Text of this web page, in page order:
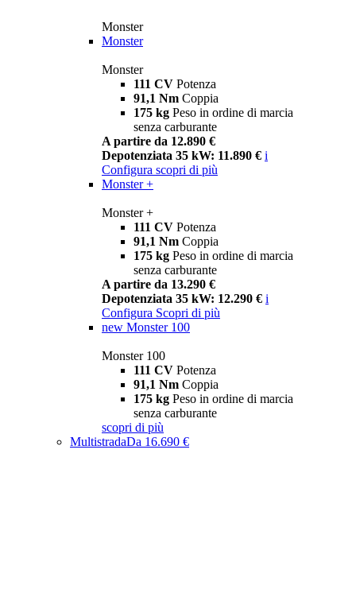
Monster
Monster
Monster
111 CV Potenza
91,1 Nm Coppia
175 kg Peso in ordine di marcia
senza carburante
A partire da 12.890 €
Depotenziata 35 kW: 11.890 € i
Configura scopri di più
Monster +
Monster +
111 CV Potenza
91,1 Nm Coppia
175 kg Peso in ordine di marcia
senza carburante
A partire da 13.290 €
Depotenziata 35 kW: 12.290 € i
Configura Scopri di più
new Monster 100
Monster 100
111 CV Potenza
91,1 Nm Coppia
175 kg Peso in ordine di marcia
senza carburante
scopri di più
MultistradaDa 16.690 €